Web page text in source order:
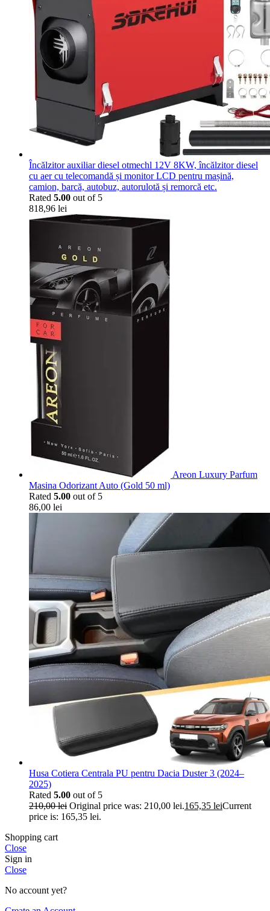
Încălzitor auxiliar diesel otmechl 12V 8KW, încălzitor diesel
cu aer cu telecomandă și monitor LCD pentru mașină,
camion, barcă, autobuz, autorulotă și remorcă etc.
Rated 5.00 out of 5
818,96 lei
Areon Luxury Parfum
Masina Odorizant Auto (Gold 50 ml)
Rated 5.00 out of 5
86,00 lei
Husa Cotiera Centrala PU pentru Dacia Duster 3 (2024–
2025)
Rated 5.00 out of 5
210,00lei Original price was: 210,00 lei.165,35 leiCurrent
price is: 165,35 lei.
Shopping cart
Close
Sign in
Close
No account yet?